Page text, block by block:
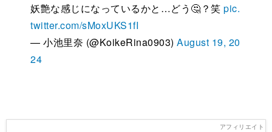
妖艶な感じになっているかと…どう🤔？笑 pic.
twitter.com/sMoxUKS1fI
— 小池里奈 (@KoikeRina0903) August 19, 20
24